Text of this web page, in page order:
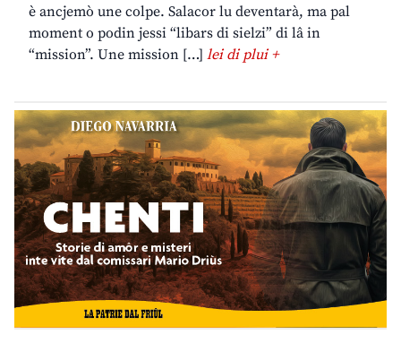
è ancjemò une colpe. Salacor lu deventarà, ma pal
moment o podin jessi “libars di sielzi” di lâ in
“mission”. Une mission […] lei di plui +